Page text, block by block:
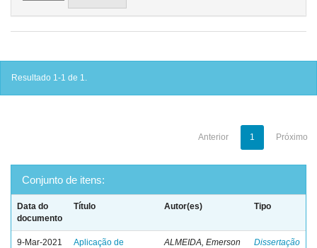
Resultado 1-1 de 1.
Anterior 1 Próximo
Conjunto de itens:
Data do
documento
Título Autor(es) Tipo
9-Mar-2021
Aplicação de
ALMEIDA, Emerson
Dissertação